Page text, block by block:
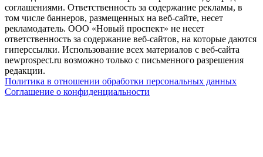
соглашениями. Ответственность за содержание рекламы, в
том числе баннеров, размещенных на веб-сайте, несет
рекламодатель. ООО «Новый проспект» не несет
ответственность за содержание веб-сайтов, на которые даются
гиперссылки. Использование всех материалов с веб-сайта
newprospect.ru возможно только с письменного разрешения
редакции.
Политика в отношении обработки персональных данных
Соглашение о конфиденциальности